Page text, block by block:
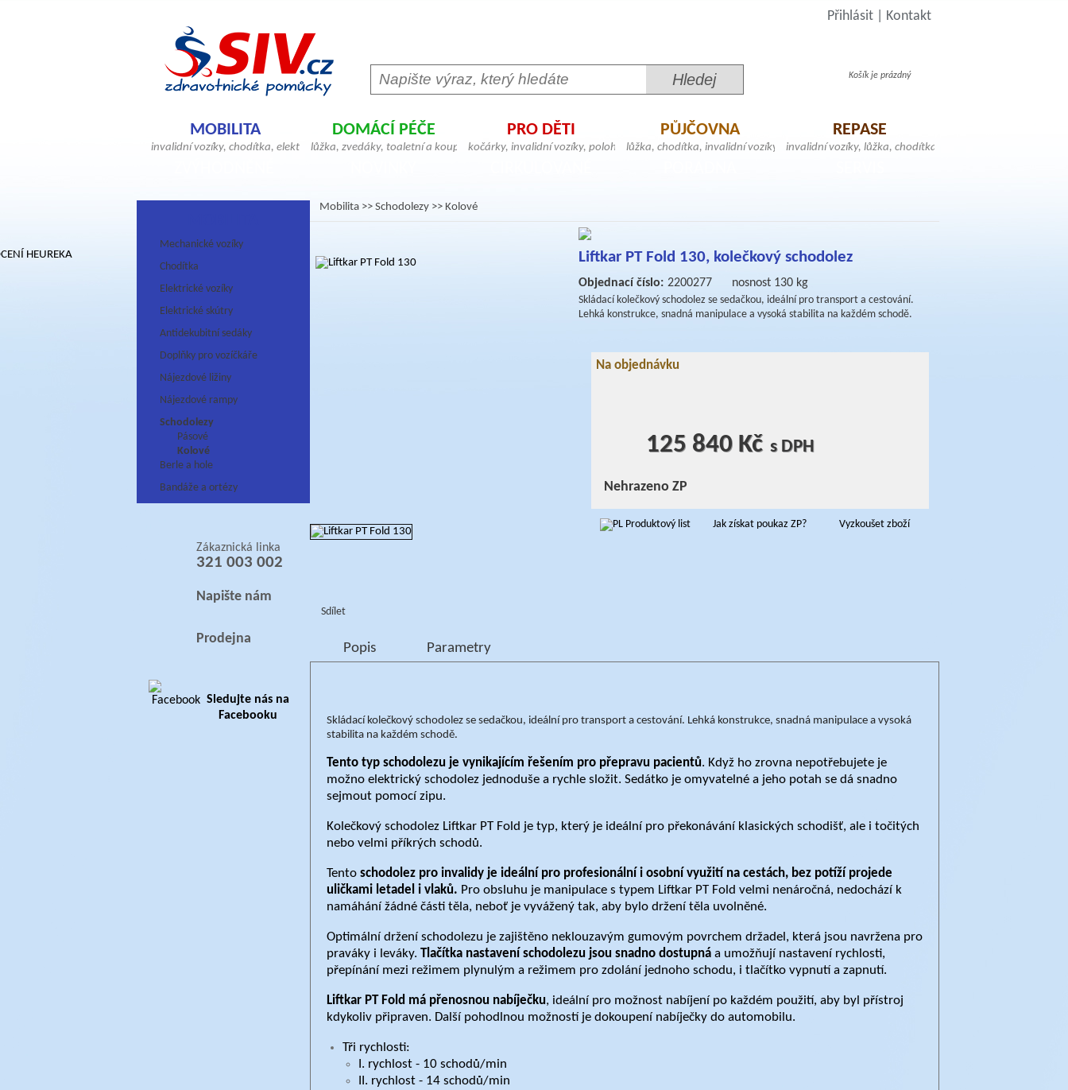
Kontakt
Přihlásit|
Košík je prázdný
MOBILITA
invalidní vozíky, chodítka, elektrické skútry,
DOMÁCÍ PÉČE
lůžka, zvedáky, toaletní a koupelnové
PRO DĚTI
kočárky, invalidní vozíky, polohovací a
PŮJČOVNA
lůžka, chodítka, invalidní vozíky, toaletní
REPASE
invalidní vozíky, lůžka, chodítka, toaletní
Mechanické vozíky
Chodítka
Elektrické vozíky
Elektrické skútry
Antidekubitní sedáky
Doplňky pro vozíčkáře
Nájezdové ližiny
Nájezdové rampy
Schodolezy
Pásové
Kolové
Berle a hole
Bandáže a ortézy
Zákaznická linka
321 003 002
Napište nám
Prodejna
Sledujte nás na
Facebooku
Mobilita >> Schodolezy >> Kolové
Sdílet
Liftkar PT Fold 130, kolečkový schodolez
Objednací číslo: 2200277 nosnost 130 kg
Skládací kolečkový schodolez se sedačkou, ideální pro transport a cestování.
Lehká konstrukce, snadná manipulace a vysoká stabilita na každém schodě.
Na objednávku
125 840 Kč s DPH
Nehrazeno ZP
Produktový list Jak získat poukaz ZP? Vyzkoušet zboží
Popis Parametry
Skládací kolečkový schodolez se sedačkou, ideální pro transport a cestování. Lehká konstrukce, snadná manipulace a vysoká
stabilita na každém schodě.
Tento typ schodolezu je vynikajícím řešením pro přepravu pacientů. Když ho zrovna nepotřebujete je
možno elektrický schodolezjednoduše a rychle složit. Sedátko je omyvatelné a jeho potah se dá snadno
sejmout pomocí zipu.
Kolečkový schodolezLiftkar PT Fold je typ, který je ideální pro překonávání klasických schodišť, ale i točitých
nebo velmi příkrých schodů.
Tento schodolez pro invalidyje ideální pro profesionální i osobní využití na cestách, bez potíží projede
uličkami letadel i vlaků. Pro obsluhu je manipulace s typem Liftkar PT Fold velmi nenáročná, nedochází k
namáhání žádné části těla, neboť je vyvážený tak, aby bylo držení těla uvolněné.
Optimální držení schodolezu je zajištěno neklouzavým gumovým povrchem držadel, která jsou navržena pro
praváky i leváky. Tlačítka nastavení schodolezu jsou snadno dostupnáa umožňují nastavení rychlosti,
přepínání mezi režimem plynulým a režimem pro zdolání jednoho schodu, i tlačítko vypnutí a zapnutí.
Liftkar PT Fold má přenosnou nabíječku, ideální pro možnost nabíjení po každém použití, aby byl přístroj
kdykoliv připraven. Další pohodlnou možností je dokoupení nabíječky do automobilu.
Tři rychlosti:
I. rychlost - 10 schodů/min
II. rychlost - 14 schodů/min